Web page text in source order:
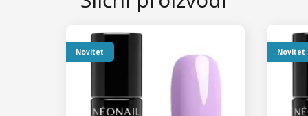
Novitet Novitet